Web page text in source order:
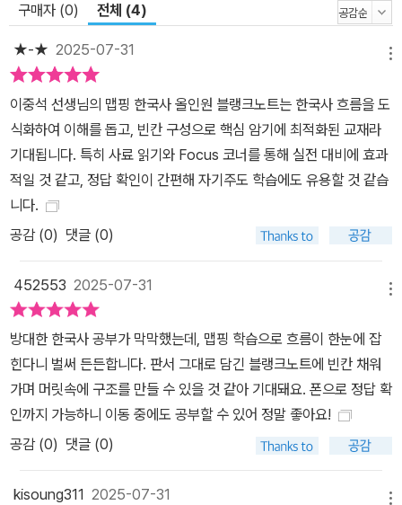
구매자 (0) 전체 (4)
★-★ 2025-07-31
이중석 선생님의 맵핑 한국사 올인원 블랭크노트는 한국사 흐름을 도
식화하여 이해를 돕고, 빈칸 구성으로 핵심 암기에 최적화된 교재라
기대됩니다. 특히 사료 읽기와 Focus 코너를 통해 실전 대비에 효과
적일 것 같고, 정답 확인이 간편해 자기주도 학습에도 유용할 것 같습
니다.
공감 (0) 댓글 (0)
452553 2025-07-31
방대한 한국사 공부가 막막했는데, 맵핑 학습으로 흐름이 한눈에 잡
힌다니 벌써 든든합니다. 판서 그대로 담긴 블랭크노트에 빈칸 채워
가며 머릿속에 구조를 만들 수 있을 것 같아 기대돼요. 폰으로 정답 확
인까지 가능하니 이동 중에도 공부할 수 있어 정말 좋아요!
공감 (0) 댓글 (0)
kisoung311 2025-07-31